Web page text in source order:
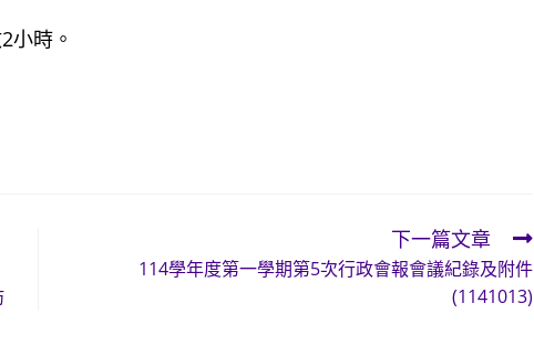
小時。
下一篇文章
114學年度第一學期第5次行政會報會議紀錄及附件
(1141013)